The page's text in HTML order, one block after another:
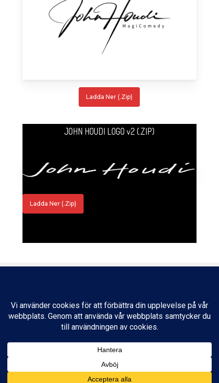
Ladda Ner (.zip)
JOHN HOUDI LOGO v2 (.ZIP)
Ladda Ner (.zip)
vimeo linkedin youtube tiktok
© 2026 John Houdi - MagiComedy.